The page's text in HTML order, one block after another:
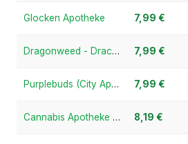
Glocken Apotheke 7,99 €
Dragonweed - Drachen Apotheke Geldern 7,99 €
Purplebuds (City Apotheke Ratingen) 7,99 €
Cannabis Apotheke Bayern 8,19 €